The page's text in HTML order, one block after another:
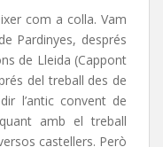
com a colla. Vam
Pardinyes, després
de Lleida (Cappont
del treball des de
l’antic convent de
amb el treball
castellers. Però